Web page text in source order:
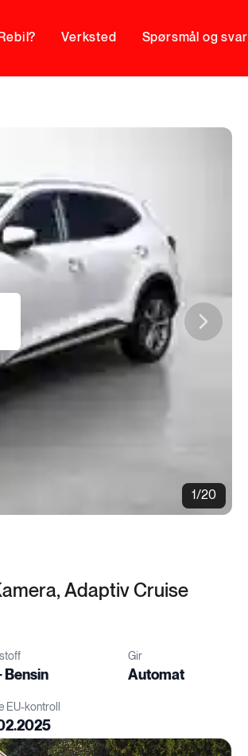
Verksted Spørsmål og svar
Next slide
1/20
Adaptiv Cruise
Bensin
Gir
Automat
EU-kontroll